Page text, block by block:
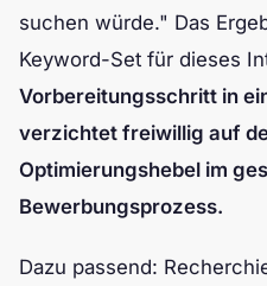
suchen würde." Das
Keyword-Set für dieses
Vorbereitungsschritt in
verzichtet freiwillig auf
Optimierungshebel im
Bewerbungsprozess.
Dazu passend: